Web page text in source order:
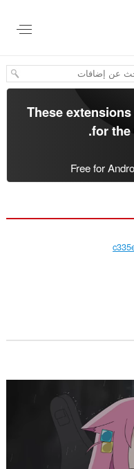
These
for the
.
Free for